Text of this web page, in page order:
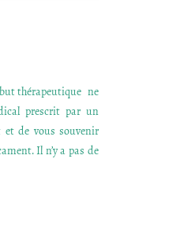
thérapeutique ne
prescrit par un
et de vous souvenir
Il n’y a pas de